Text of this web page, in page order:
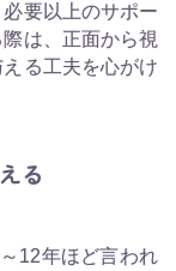
要以上のサポー
は、正面から視
る工夫を心がけ
る
12年ほど言われ